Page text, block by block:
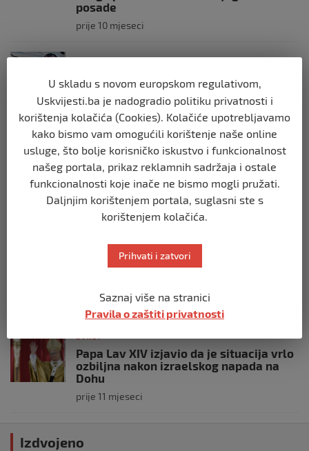
posade
prije 10 mjeseci
SVIJET
Brod “Mikeno” probio izraelsku blokadu
i uplovio u Gazu – kapetan iz Sarajeva
vijori zastavu BiH
prije 10 mjeseci
SVIJET
Opsadno stanje u Münchenu, odjeknulo
nekoliko eksplozija: Ima žrtava,
policijske snage na terenu
prije 10 mjeseci
Putin: Spremni smo vojno uzvratiti
prije 11 mjeseci
Papa Lav XIV izjavio da je situacija vrlo
ozbiljna nakon izraelskog napada na
Dohu
prije 11 mjeseci
Izdvojeno
U skladu s novom europskom regulativom,
Uskvijesti.ba je nadogradio politiku privatnosti i
korištenja kolačića (Cookies). Kolačiće upotrebljavamo
kako bismo vam omogućili korištenje naše online
usluge, što bolje korisničko iskustvo i funkcionalnost
našeg portala, prikaz reklamnih sadržaja i ostale
funkcionalnosti koje inače ne bismo mogli pružati.
Daljnjim korištenjem portala, suglasni ste s
korištenjem kolačića.
Prihvati i zatvori
Saznaj više na stranici
Pravila o zaštiti privatnosti